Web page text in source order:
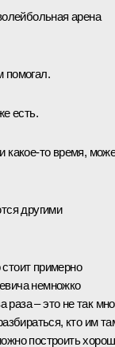
арена
помогал.
есть.
какое-то время,
другими
примерно
немножко
раза – это не так
кто им
построить